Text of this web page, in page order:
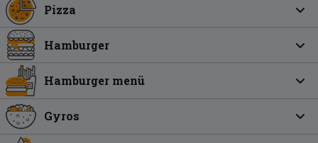
Pizza
Hamburger
Hamburger menü
Gyros